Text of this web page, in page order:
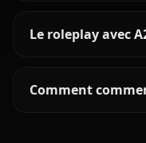
Le roleplay avec
Comment